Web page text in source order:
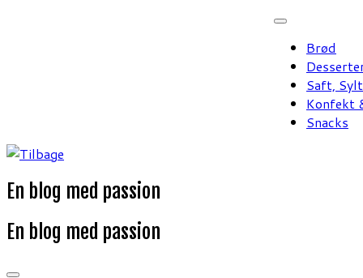
Brød
Saft,
Konfekt
Snacks
En blog med passion
En blog med passion